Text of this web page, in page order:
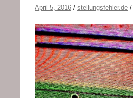
April 5, 2016 / stellungsfehler.de /